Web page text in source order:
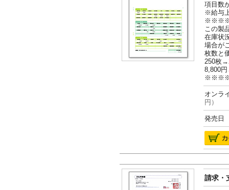
項目数
※給与
この製
在庫状
場合が
枚数と
250枚
8,800
オン
円）
発売日
請求・